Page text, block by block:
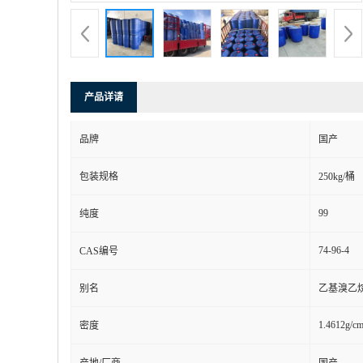
产品详请
品牌 国产
包装规格 250kg/桶
纯度 99
CAS编号 74-96-4
别名 乙基溴乙
密度 1.4612g/